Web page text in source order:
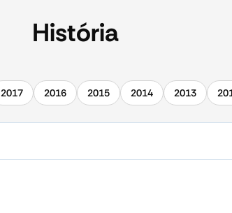
História
2017 2016 2015 2014 2013